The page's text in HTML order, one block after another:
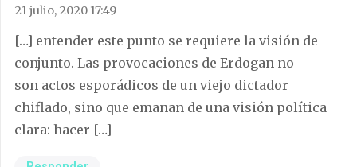
21 julio, 2020 17:49
[…] entender este punto se requiere la visión de
conjunto. Las provocaciones de Erdogan no
son actos esporádicos de un viejo dictador
chiflado, sino que emanan de una visión política
clara: hacer […]